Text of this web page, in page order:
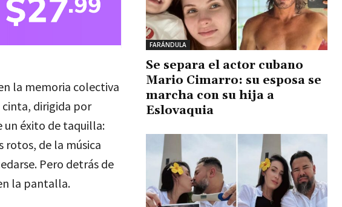
la memoria colectiva
cinta, dirigida por
un éxito de taquilla:
rotos, de la música
Pero detrás de
la pantalla.
FARÁNDULA
Se separa el actor cubano
Mario Cimarro: su esposa se
marcha con su hija a
Eslovaquia